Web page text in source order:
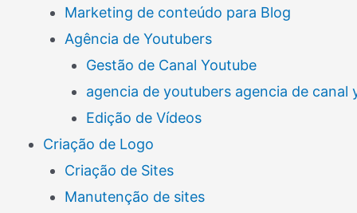
Marketing de conteúdo para Blog
Agência de Youtubers
Gestão de Canal Youtube
agencia de youtubers agencia de canal
Edição de Vídeos
Criação de Logo
Criação de Sites
Manutenção de sites